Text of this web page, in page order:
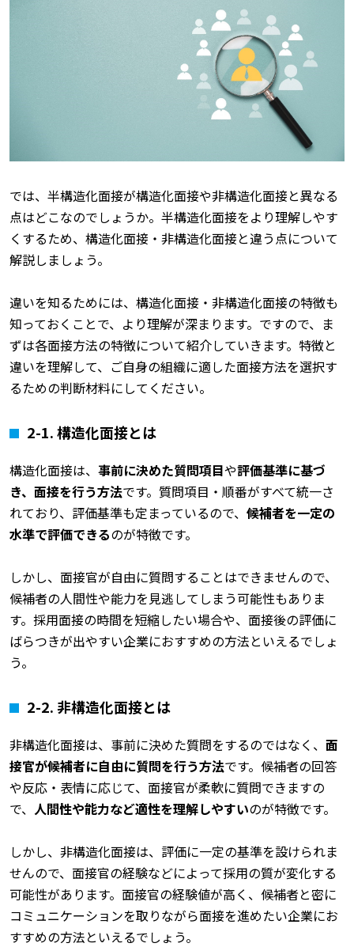
では、半構造化面接が構造化面接や非構造化面接と異なる
点はどこなのでしょうか。半構造化面接をより理解しやす
くするため、構造化面接・非構造化面接と違う点について
解説しましょう。
違いを知るためには、構造化面接・非構造化面接の特徴も
知っておくことで、より理解が深まります。ですので、ま
ずは各面接方法の特徴について紹介していきます。特徴と
違いを理解して、ご自身の組織に適した面接方法を選択す
るための判断材料にしてください。
2-1.構造化面接とは
構造化面接は、 事前に決めた質問項目や評価基準に基づ
き、面接を行う方法です。質問項目・順番がすべて統一さ
れており、評価基準も定まっているので、 候補者を一定の
水準で評価できるのが特徴です。
しかし、面接官が自由に質問することはできませんので、
候補者の人間性や能力を見逃してしまう可能性もありま
す。採用面接の時間を短縮したい場合や、面接後の評価に
ばらつきが出やすい企業におすすめの方法といえるでしょ
う。
2-2.非構造化面接とは
非構造化面接は、事前に決めた質問をするのではなく、 面
接官が候補者に自由に質問を行う方法です。候補者の回答
や反応・表情に応じて、面接官が柔軟に質問できますの
で、 人間性や能力など適性を理解しやすいのが特徴です。
しかし、非構造化面接は、評価に一定の基準を設けられま
せんので、面接官の経験などによって採用の質が変化する
可能性があります。面接官の経験値が高く、候補者と密に
コミュニケーションを取りながら面接を進めたい企業にお
すすめの方法といえるでしょう。